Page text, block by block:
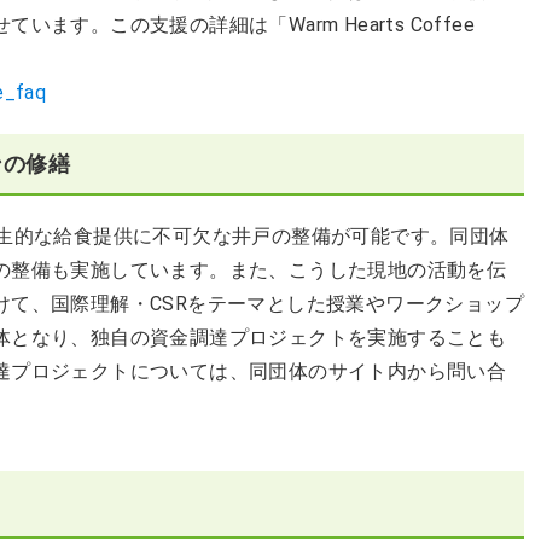
ています。この支援の詳細は「Warm Hearts Coffee
修繕
的な給食提供に不可欠な井戸の整備が可能です。同団体
備も実施しています。また、こうした現地の活動を伝
、国際理解・CSRをテーマとした授業やワークショップ
なり、独自の資金調達プロジェクトを実施することも
ロジェクトについては、同団体のサイト内から問い合